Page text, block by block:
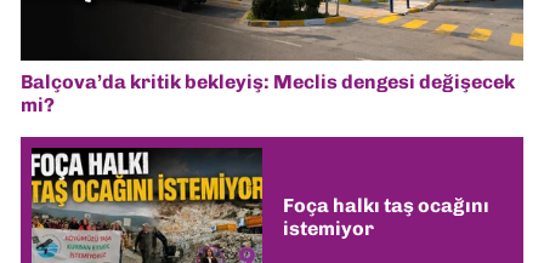
Balçova’da kritik bekleyiş: Meclis dengesi değişecek
mi?
Foça halkı taş ocağını
istemiyor